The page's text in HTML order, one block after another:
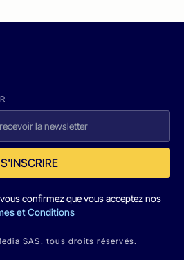
S'INSCRIRE
confirmez que vous acceptez nos
et Conditions
SAS. tous droits réservés.